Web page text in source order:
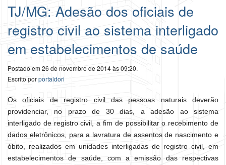
TJ/MG: Adesão dos oficiais de
registro civil ao sistema interligado
em estabelecimentos de saúde
Postado em 26 de novembro de 2014 às 09:20.
Escrito porportaldori
Os oficiais de registro civil das pessoas naturais deverão
providenciar, no prazo de 30 dias, a adesão ao sistema
interligado de registro civil, a fim de possibilitar o recebimento de
dados eletrônicos, para a lavratura de assentos de nascimento e
óbito, realizados em unidades interligadas de registro civil, em
estabelecimentos de saúde, com a emissão das respectivas